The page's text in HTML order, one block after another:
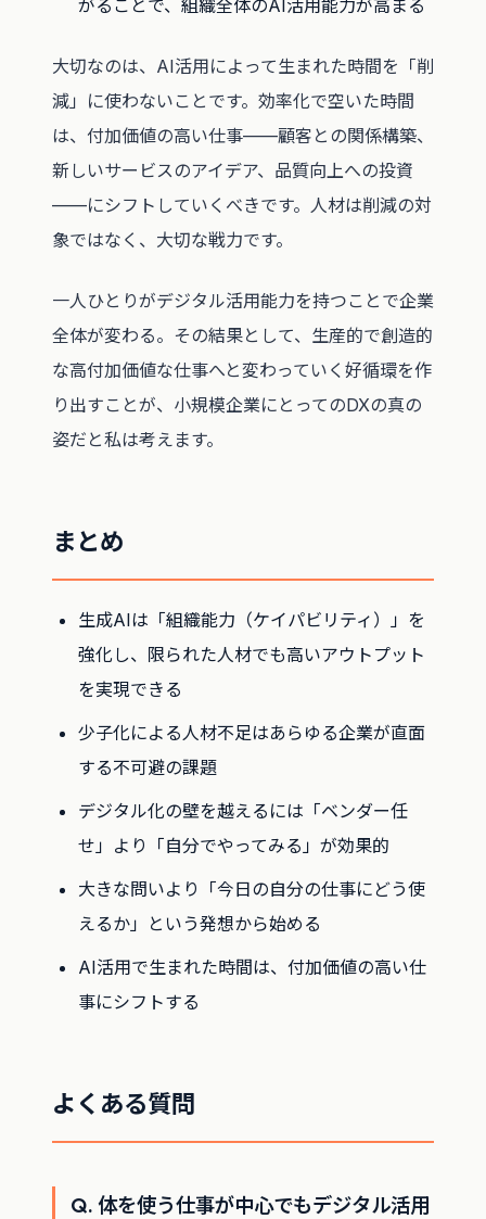
がることで、組織全体のAI活用能力が高まる
大切なのは、AI活用によって生まれた時間を「削
減」に使わないことです。効率化で空いた時間
は、付加価値の高い仕事——顧客との関係構築、
新しいサービスのアイデア、品質向上への投資
——にシフトしていくべきです。人材は削減の対
象ではなく、大切な戦力です。
一人ひとりがデジタル活用能力を持つことで企業
全体が変わる。その結果として、生産的で創造的
な高付加価値な仕事へと変わっていく好循環を作
り出すことが、小規模企業にとってのDXの真の
姿だと私は考えます。
まとめ
生成AIは「組織能力（ケイパビリティ）」を
強化し、限られた人材でも高いアウトプット
を実現できる
少子化による人材不足はあらゆる企業が直面
する不可避の課題
デジタル化の壁を越えるには「ベンダー任
せ」より「自分でやってみる」が効果的
大きな問いより「今日の自分の仕事にどう使
えるか」という発想から始める
AI活用で生まれた時間は、付加価値の高い仕
事にシフトする
よくある質問
Q. 体を使う仕事が中心でもデジタル活用